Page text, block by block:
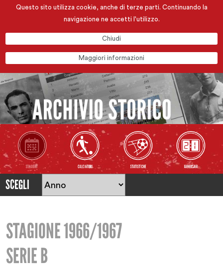
Questo sito utilizza cookie, anche di terze parti. Continuando la
navigazione ne accetti l'utilizzo.
Chiudi
Maggiori informazioni
SCEGLI
STAGIONE 1966/1967
SERIE B